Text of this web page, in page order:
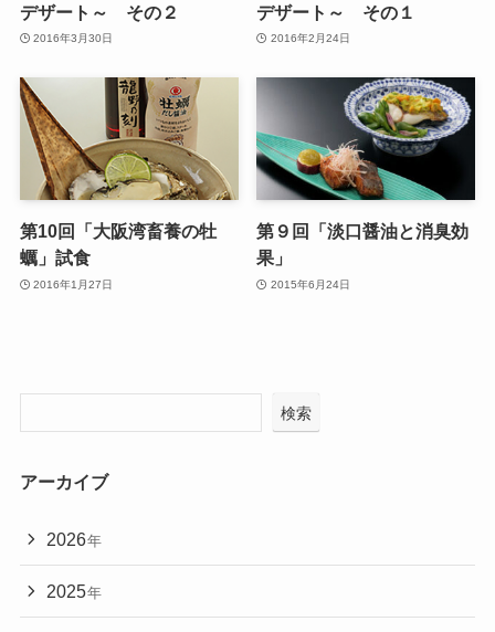
デザート～ その２
2016年3月30日
デザート～ その１
2016年2月24日
第10回「大阪湾畜養の牡
蠣」試食
2016年1月27日
第９回「淡口醤油と消臭効
果」
2015年6月24日
検索
アーカイブ
2026年
2025年